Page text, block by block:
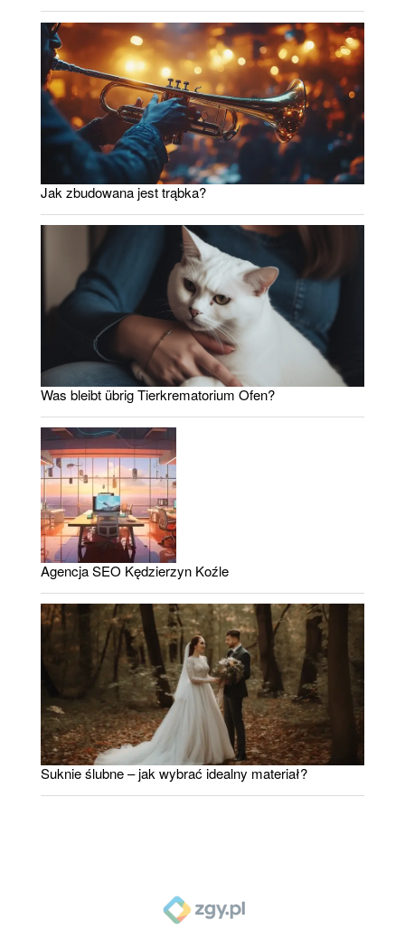
Jak zbudowana jest trąbka?
Was bleibt übrig Tierkrematorium Ofen?
Agencja SEO Kędzierzyn Koźle
Suknie ślubne – jak wybrać idealny materiał?